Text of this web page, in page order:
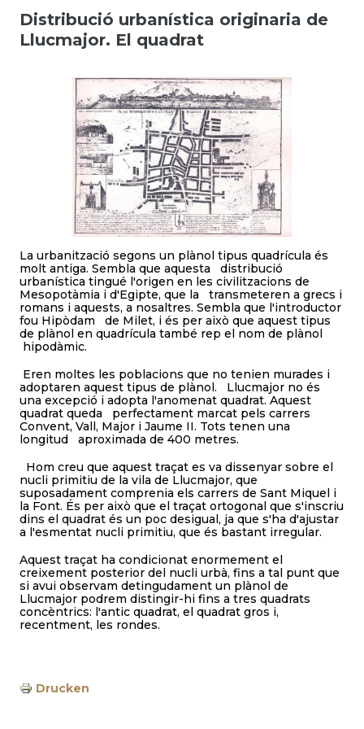
Distribució urbanística originaria de
Llucmajor. El quadrat
La urbanització segons un plànol tipus quadrícula és
molt antiga. Sembla que aquesta distribució
urbanística tingué l'origen en les civilitzacions de
Mesopotàmia i d'Egipte, que la transmeteren a grecs i
romans i aquests, a nosaltres. Sembla que l'introductor
fou Hipòdam de Milet, i és per això que aquest tipus
de plànol en quadrícula també rep el nom de plànol
hipodàmic.
Eren moltes les poblacions que no tenien murades i
adoptaren aquest tipus de plànol. Llucmajor no és
una excepció i adopta l'anomenat quadrat. Aquest
quadrat queda perfectament marcat pels carrers
Convent, Vall, Major i Jaume II. Tots tenen una
longitud aproximada de 400 metres.
Hom creu que aquest traçat es va dissenyar sobre el
nucli primitiu de la vila de Llucmajor, que
suposadament comprenia els carrers de Sant Miquel i
la Font. És per això que el traçat ortogonal que s'inscriu
dins el quadrat és un poc desigual, ja que s'ha d'ajustar
a l'esmentat nucli primitiu, que és bastant irregular.
Aquest traçat ha condicionat enormement el
creixement posterior del nucli urbà, fins a tal punt que
si avui observam detingudament un plànol de
Llucmajor podrem distingir-hi fins a tres quadrats
concèntrics: l'antic quadrat, el quadrat gros i,
recentment, les rondes.
Drucken